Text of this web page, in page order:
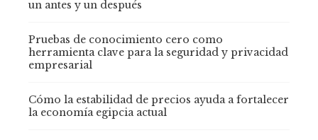
un antes y un después
Pruebas de conocimiento cero como
herramienta clave para la seguridad y privacidad
empresarial
Cómo la estabilidad de precios ayuda a fortalecer
la economía egipcia actual